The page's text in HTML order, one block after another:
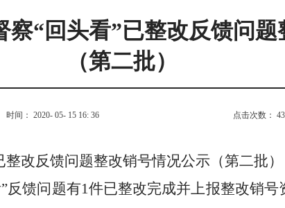
察“回头看”已整改反馈问
（第二批）
时间： 2020- 05- 15 16: 36 点击次数：
整改反馈问题整改销号情况公示（第二批）
”反馈问题有1件已整改完成并上报整改销